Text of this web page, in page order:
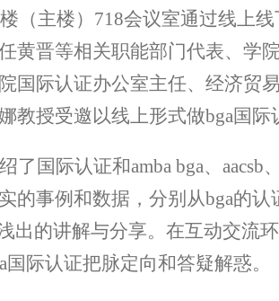
（主楼） 718会议室通过线上
黄晋等相关职能部门代表、学
国际认证办公室主任、经济贸
教授受邀以线上形式做bga国际
了国际认证和amba bga、 aacsb、
的事例和数据，分别从bga的认
出的讲解与分享。在互动交流
国际认证把脉定向和答疑解惑。